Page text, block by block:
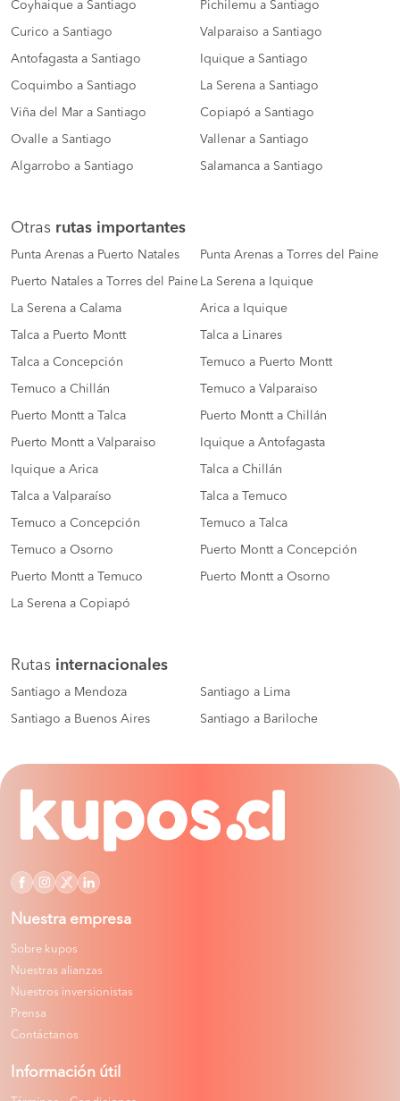
Coyhaique a Santiago Pichilemu a Santiago
Curico a Santiago Valparaiso a Santiago
Antofagasta a Santiago Iquique a Santiago
Coquimbo a Santiago La Serena a Santiago
Viña del Mar a Santiago Copiapó a Santiago
Ovalle a Santiago Vallenar a Santiago
Algarrobo a Santiago Salamanca a Santiago
Otras rutas importantes
Punta Arenas a Puerto Natales Punta Arenas a Torres del Paine
Puerto Natales a Torres del Paine La Serena a Iquique
La Serena a Calama Arica a Iquique
Talca a Puerto Montt Talca a Linares
Talca a Concepción Temuco a Puerto Montt
Temuco a Chillán Temuco a Valparaiso
Puerto Montt a Talca Puerto Montt a Chillán
Puerto Montt a Valparaiso Iquique a Antofagasta
Iquique a Arica Talca a Chillán
Talca a Valparaíso Talca a Temuco
Temuco a Concepción Temuco a Talca
Temuco a Osorno Puerto Montt a Concepción
Puerto Montt a Temuco Puerto Montt a Osorno
La Serena a Copiapó
Rutas internacionales
Santiago a Mendoza Santiago a Lima
Santiago a Buenos Aires Santiago a Bariloche
Nuestra empresa
Sobre kupos
Nuestras alianzas
Nuestros inversionistas
Prensa
Contáctanos
Información útil